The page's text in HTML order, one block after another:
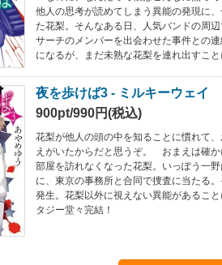
他人の思考が読めてしまう異能の発現に
た花梨。そんなある日、人気バンドの周
サーチのメンバーを出会わせた事件との
になるが、まだ未熟な花梨を連れ出すこ
夜を歩けば3 - ミルキーウェイ
900pt/990円(税込)
花梨が他人の頭の中を知ることに慣れて
えがいたからだと思うぞ。 おまえは確
部屋を訪れなくなった花梨。いっぽう一
に、東京の事務所と合同で捜査に当たる
発生。花梨以外に視えない異能があるこ
タジー堂々完結！